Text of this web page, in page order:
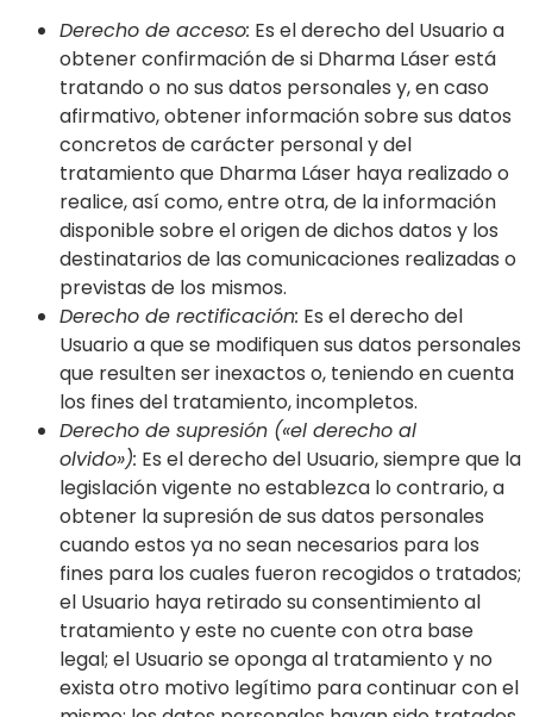
Derecho de acceso: Es el derecho del Usuario a
obtener confirmación de si Dharma Láserestá
tratando o no sus datos personales y, en caso
afirmativo, obtener información sobre sus datos
concretos de carácter personal y del
tratamiento que Dharma Láser haya realizado o
realice, así como, entre otra, de la información
disponible sobre el origen de dichos datos y los
destinatarios de las comunicaciones realizadas o
previstas de los mismos.
Derecho de rectificación: Es el derecho del
Usuario a que se modifiquen sus datos personales
que resulten ser inexactos o, teniendo en cuenta
los fines del tratamiento, incompletos.
Derecho de supresión («el derecho al
olvido»): Es el derecho del Usuario, siempre que la
legislación vigente no establezca lo contrario, a
obtener la supresión de sus datos personales
cuando estos ya no sean necesarios para los
fines para los cuales fueron recogidos o tratados;
el Usuario haya retirado su consentimiento al
tratamiento y este no cuente con otra base
legal; el Usuario se oponga al tratamiento y no
exista otro motivo legítimo para continuar con el